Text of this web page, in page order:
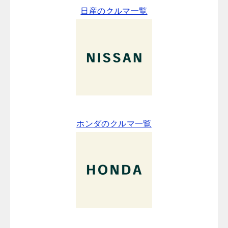
日産のクルマ一覧
ホンダのクルマ一覧